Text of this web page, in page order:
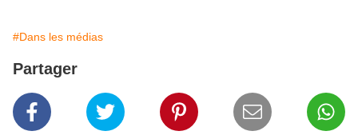
#Dans les médias
Partager